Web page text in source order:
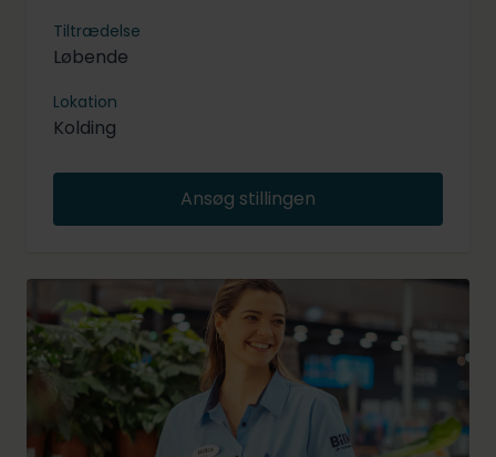
Tiltrædelse
Løbende
Lokation
Kolding
Ansøg stillingen